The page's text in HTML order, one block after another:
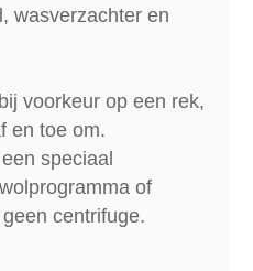
wasverzachter en
voorkeur op een rek,
en toe om.
speciaal
of
centrifuge.